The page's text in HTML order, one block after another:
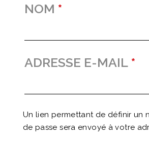
NOM *
ADRESSE E-MAIL *
Un lien permettant de définir un
de passe sera envoyé à votre